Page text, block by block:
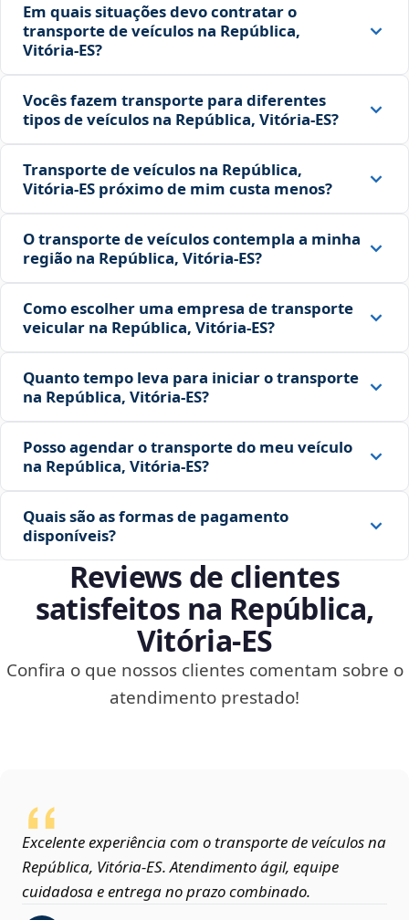
Em quais situações devo contratar o
transporte de veículos na República,
Vitória‑ES?
Vocês fazem transporte para diferentes
tipos de veículos na República, Vitória‑ES?
Transporte de veículos na República,
Vitória‑ES próximo de mim custa menos?
O transporte de veículos contempla a minha
região na República, Vitória‑ES?
Como escolher uma empresa de transporte
veicular na República, Vitória‑ES?
Quanto tempo leva para iniciar o transporte
na República, Vitória‑ES?
Posso agendar o transporte do meu veículo
na República, Vitória‑ES?
Quais são as formas de pagamento
disponíveis?
Reviews de clientes
satisfeitos na República,
Vitória‑ES
Confira o que nossos clientes comentam sobre o
atendimento prestado!
Excelente experiência com o transporte de veículos na
República, Vitória‑ES. Atendimento ágil, equipe
cuidadosa e entrega no prazo combinado.